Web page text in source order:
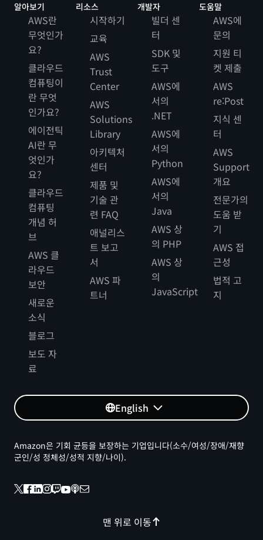
알아보기
AWS란
무엇인가
요?
클라우드
컴퓨팅이
란 무엇
인가요?
에이전틱
AI란 무
엇인가
요?
클라우드
컴퓨팅
개념 허
브
AWS 클
라우드
보안
새로운
소식
블로그
보도 자
료
리소스
시작하기
교육
AWS
Trust
Center
AWS
Solutions
Library
아키텍처
센터
제품 및
기술 관
련 FAQ
애널리스
트 보고
서
AWS 파
트너
개발자
빌더 센
터
SDK 및
도구
AWS에
서의
.NET
AWS에
서의
Python
AWS에
서의
Java
AWS 상
의 PHP
AWS 상
의
JavaScript
도움말
AWS에
문의
지원 티
켓 제출
AWS
re:Post
지식 센
터
AWS
Support
개요
전문가의
도움 받
기
AWS 접
근성
법적 고
지
English
맨 위로 이동
Amazon은 기회 균등을 보장하는 기업입니다(소수/여성/장애/재향
군인/성 정체성/성적 지향/나이).